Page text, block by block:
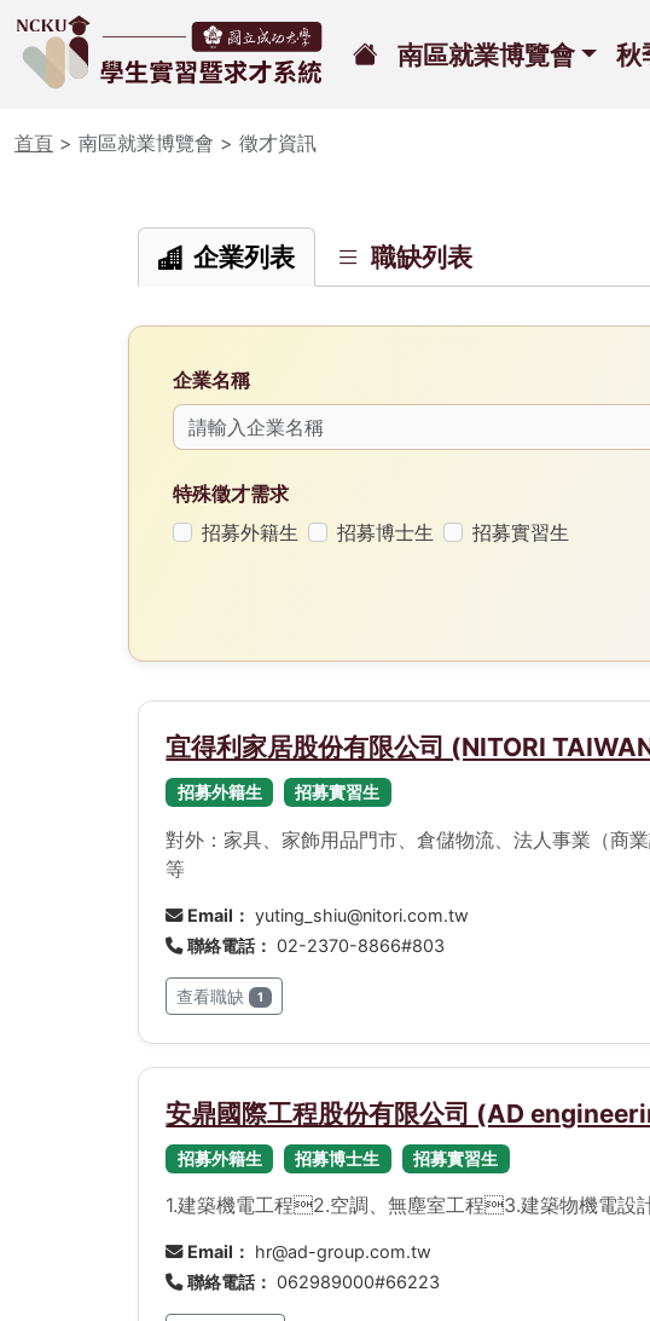
南區就業博覽會 秋
首頁 > 南區就業博覽會 > 徵才資訊
企業列表 職缺列表
企業名稱
特殊徵才需求
招募外籍生
招募博士生 招募實習生
宜得利家居股份有限公司 (NITORI
招募外籍生 招募實習生
對外：家具、家飾用品門市、倉儲物流、法人事業（商
等
Email： yuting_shiu@nitori.com.tw
聯絡電話： 02-2370-8866#803
查看職缺 1
安鼎國際工程股份有限公司 (AD
招募外籍生 招募博士生 招募實習生
1.建築機電工程2.空調、無塵室工程3.建築物機電
Email： hr@ad-group.com.tw
聯絡電話： 062989000#66223